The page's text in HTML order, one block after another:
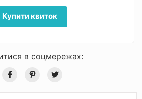
Купити квиток
в соцмережах: